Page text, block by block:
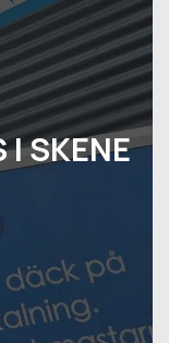
I SKENE